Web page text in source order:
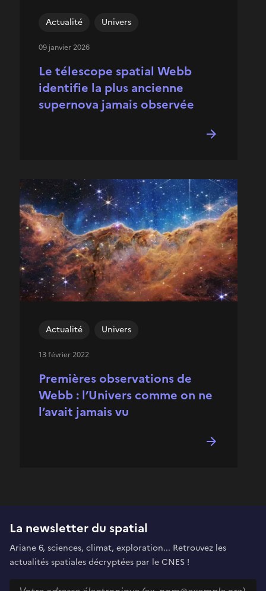
Le télescope spatial Webb
identifie la plus ancienne
supernova jamais observée
Actualité Univers
09 janvier 2026
Premières observations de
Webb : l’Univers comme on ne
l’avait jamais vu
Actualité Univers
13 février 2022
La newsletter du spatial
Ariane 6, sciences, climat, exploration... Retrouvez les
actualités spatiales décryptées par le CNES !